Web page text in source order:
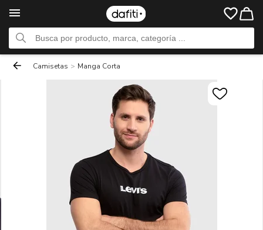
Camisetas > Manga Corta